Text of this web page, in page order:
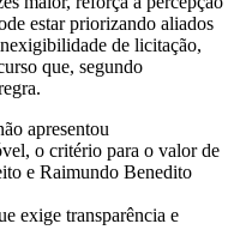
estar priorizando aliados
de licitação,
que, segundo
apresentou
o critério para o valor de
e Raimundo Benedito
exige transparência e